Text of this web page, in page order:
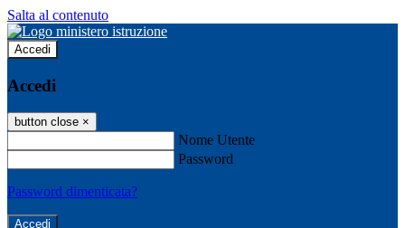
Salta al contenuto
Accedi
Accedi
button close ×
Nome Utente
Password
Password dimenticata?